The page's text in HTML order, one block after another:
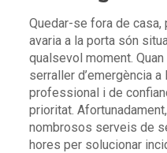
Quedar-se fora de
avaria a la porta són
qualsevol moment.
serraller d’emergència a
professional i de
prioritat.
nombrosos serveis de
hores per solucionar